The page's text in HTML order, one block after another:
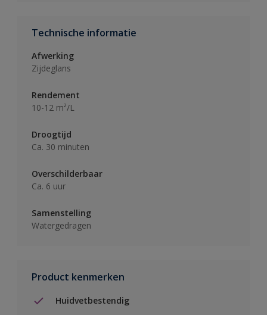
Technische informatie
Afwerking
Zijdeglans
Rendement
10-12 m²/L
Droogtijd
Ca. 30 minuten
Overschilderbaar
Ca. 6 uur
Samenstelling
Watergedragen
Product kenmerken
Huidvetbestendig